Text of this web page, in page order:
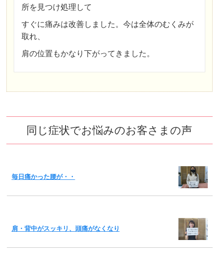
所を見つけ処理して
すぐに痛みは改善しました。今は全体のむくみが
取れ、
肩の位置もかなり下がってきました。
同じ症状でお悩みのお客さまの声
毎日痛かった腰が・・
肩・背中がスッキリ、頭痛がなくなり